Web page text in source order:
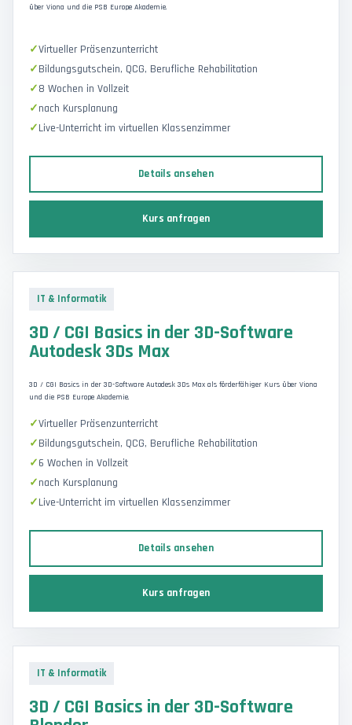
über Viona und die PSB Europe Akademie.
Virtueller Präsenzunterricht
Bildungsgutschein, QCG, Berufliche Rehabilitation
8 Wochen in Vollzeit
nach Kursplanung
Live-Unterricht im virtuellen Klassenzimmer
Details ansehen
Kurs anfragen
IT & Informatik
3D / CGI Basics in der 3D-Software
Autodesk 3Ds Max
3D / CGI Basics in der 3D-Software Autodesk 3Ds Max als förderfähiger Kurs über Viona
und die PSB Europe Akademie.
Virtueller Präsenzunterricht
Bildungsgutschein, QCG, Berufliche Rehabilitation
6 Wochen in Vollzeit
nach Kursplanung
Live-Unterricht im virtuellen Klassenzimmer
Details ansehen
Kurs anfragen
IT & Informatik
3D / CGI Basics in der 3D-Software